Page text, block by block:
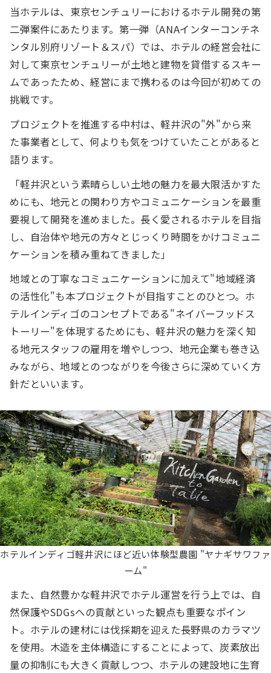
当ホテルは、東京センチュリーにおけるホテル開発の第
二弾案件にあたります。第一弾（ANAインターコンチネ
ンタル別府リゾート＆スパ）では、ホテルの経営会社に
対して東京センチュリーが土地と建物を貸借するスキー
ムであったため、経営にまで携わるのは今回が初めての
挑戦です。
プロジェクトを推進する中村は、軽井沢の"外"から来
た事業者として、何よりも気をつけていたことがあると
語ります。
「軽井沢という素晴らしい土地の魅力を最大限活かすた
めにも、地元との関わり方やコミュニケーションを最重
要視して開発を進めました。長く愛されるホテルを目指
し、自治体や地元の方々とじっくり時間をかけコミュニ
ケーションを積み重ねてきました」
地域との丁寧なコミュニケーションに加えて"地域経済
の活性化"も本プロジェクトが目指すことのひとつ。ホ
テルインディゴのコンセプトである"ネイバーフッドス
トーリー"を体現するためにも、軽井沢の魅力を深く知
る地元スタッフの雇用を増やしつつ、地元企業も巻き込
みながら、地域とのつながりを今後さらに深めていく方
針だといいます。
ホテルインディゴ軽井沢にほど近い体験型農園 "ヤナギサワファ
ーム"
また、自然豊かな軽井沢でホテル運営を行う上では、自
然保護やSDGsへの貢献といった観点も重要なポイン
ト。ホテルの建材には伐採期を迎えた長野県のカラマツ
を使用。木造を主体構造にすることによって、炭素放出
量の抑制にも大きく貢献しつつ、ホテルの建設地に生育